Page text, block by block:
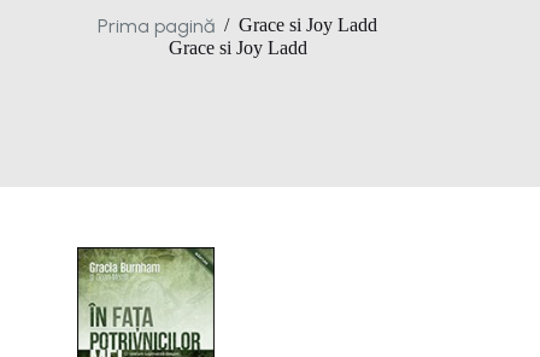
Prima pagină / Grace si Joy Ladd
Grace si Joy Ladd